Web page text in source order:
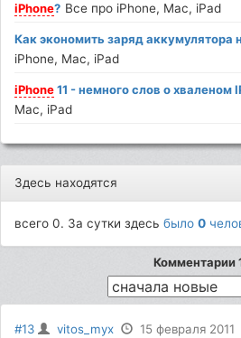
iPhone? Все про iPhone, Mac, iPad
Как экономить заряд аккумулятора
iPhone, Mac, iPad
iPhone11 - немного слов о хваленом
Mac, iPad
Здесь находятся
всего 0. За сутки здесьбыло0
Комментарии
#13 vitos_myx 15 февраля 2011